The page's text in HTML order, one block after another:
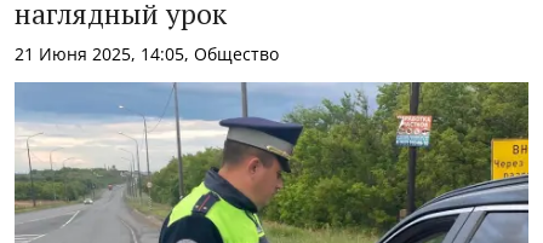
наглядный урок
21 Июня 2025, 14:05, Общество